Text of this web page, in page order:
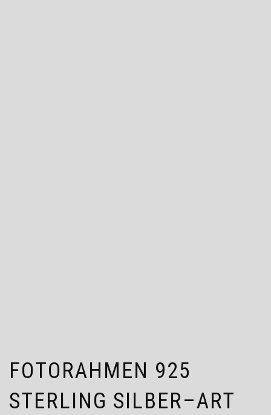
FOTORAHMEN 925
STERLING SILBER–ART